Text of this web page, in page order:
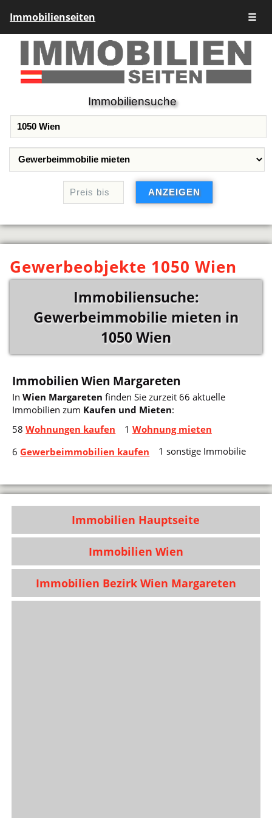
Immobilienseiten ☰
Immobiliensuche
Gewerbeobjekte 1050 Wien
Immobiliensuche:
Gewerbeimmobilie mieten in
1050 Wien
Immobilien Wien Margareten
InWien Margareten finden Sie zurzeit 66 aktuelle
Immobilien zum Kaufen und Mieten:
58Wohnungen kaufen 1 Wohnung mieten
6Gewerbeimmobilien kaufen 1 sonstige Immobilie
Immobilien Hauptseite
Immobilien Wien
Immobilien Bezirk Wien Margareten